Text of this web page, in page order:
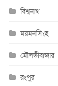
বিশ্বনাথ
ময়মনসিংহ
মৌলভীবাজার
রংপুর